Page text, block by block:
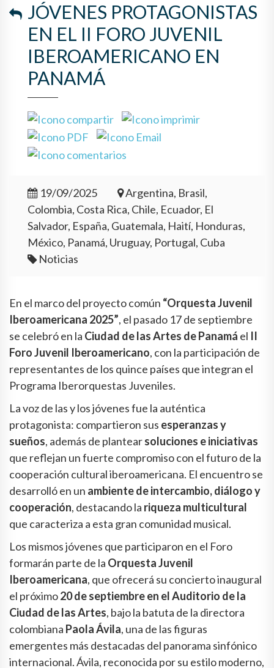
JÓVENES PROTAGONISTAS
EN EL II FORO JUVENIL
IBEROAMERICANO EN
PANAMÁ
19/09/2025
Argentina, Brasil,
Colombia, Costa Rica, Chile, Ecuador, El
Salvador, España, Guatemala, Haití, Honduras,
México, Panamá, Uruguay, Portugal, Cuba
Noticias
En el marco del proyecto común “Orquesta Juvenil
Iberoamericana 2025”, el pasado 17 de septiembre
se celebró en la Ciudad de las Artes de Panamá el II
Foro Juvenil Iberoamericano, con la participación de
representantes de los quince países que integran el
Programa Iberorquestas Juveniles.
La voz de las y los jóvenes fue la auténtica
protagonista: compartieron sus esperanzas y
sueños, además de plantearsoluciones e iniciativas
que reflejan un fuerte compromiso con el futuro de la
cooperación cultural iberoamericana. El encuentro se
desarrolló en un ambiente de intercambio, diálogo y
cooperación, destacando la riqueza multicultural
que caracteriza a esta gran comunidad musical.
Los mismos jóvenes que participaron en el Foro
formarán parte de la Orquesta Juvenil
Iberoamericana, que ofrecerá su concierto inaugural
el próximo20 de septiembre en el Auditorio de la
Ciudad de las Artes, bajo la batuta de la directora
colombiana Paola Ávila, una de las figuras
emergentes más destacadas del panorama sinfónico
internacional. Ávila, reconocida por su estilo moderno,